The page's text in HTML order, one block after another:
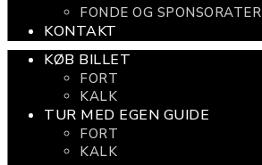
FONDE OG SPONSORATER
KONTAKT
KØB BILLET
FORT
KALK
TUR MED EGEN GUIDE
FORT
KALK